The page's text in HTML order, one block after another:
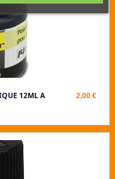
12ML A
2,00 €